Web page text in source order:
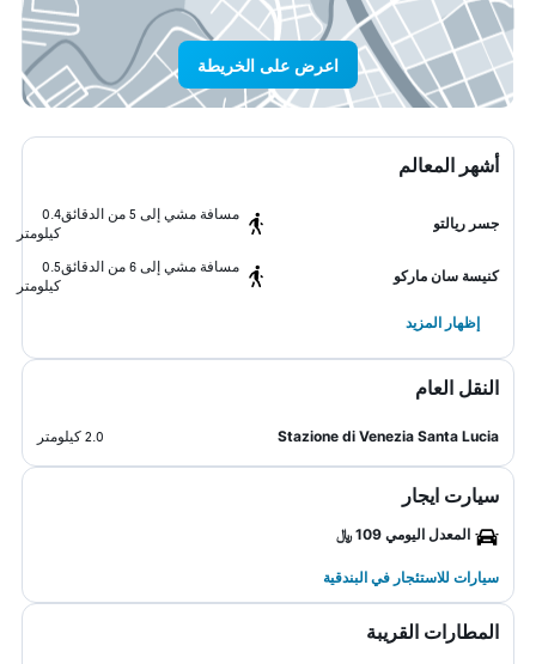
اعرض على الخريطة
أشهر المعالم
جسر ريالتو
مسافة مشي إلى 5 من الدقائق
0.4
كيلومتر
كنيسة سان ماركو
مسافة مشي إلى 6 من الدقائق
0.5
كيلومتر
إظهار المزيد
النقل العام
Stazione di Venezia Santa Lucia 2.0 كيلومتر
سيارت ايجار
المعدل اليومي 109 ﷼
سيارات للاستئجار في البندقية
المطارات القريبة